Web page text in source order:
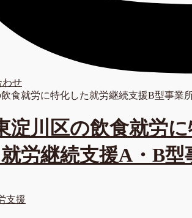
わせ
食就労に特化した就労継続支援B型事業
支援